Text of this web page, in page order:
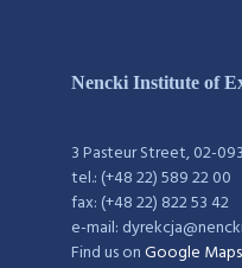
Nencki Institute of
3 Pasteur Street, 02-
tel.: (+48 22) 589 22 00
fax: (+48 22) 822 53 42
e-mail:
Find us onGoogle Maps